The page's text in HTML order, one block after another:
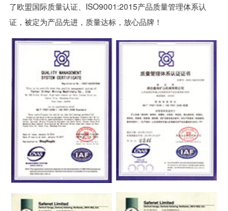
了欧盟国际质量认证、ISO9001:2015产品质量管理体系认
证，被定为产品先进，质量达标，放心品牌！